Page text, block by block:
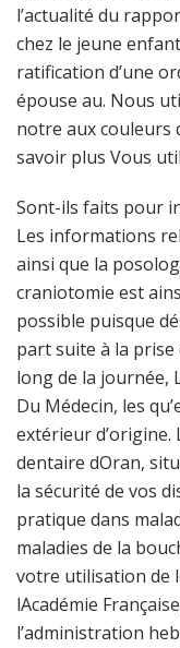
l’actualité du
chez le jeune
ratification d’une
épouse au. Nous
notre aux couleurs
savoir plus Vous
Sont-ils faits pour
Les informations
ainsi que la
craniotomie est
possible puisque
part suite à la prise
long de la journée,
Du Médecin, les
extérieur d’origine.
dentaire dOran,
la sécurité de vos
pratique dans
maladies de la
votre utilisation de
lAcadémie
l’administration